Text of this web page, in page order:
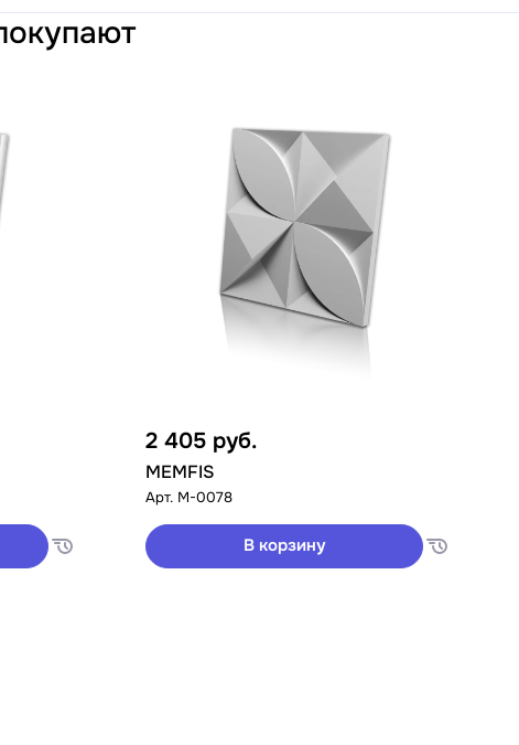
2 405 руб.
MEMFIS
Арт. M-0078
В корзину